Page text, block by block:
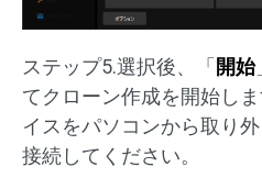
ステップ5.選択後、「 開始
てクローン作成を開始し
イスをパソコンから取り
接続してください。